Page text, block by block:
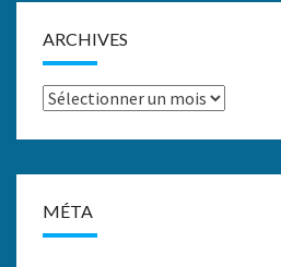
ARCHIVES
Archives
MÉTA